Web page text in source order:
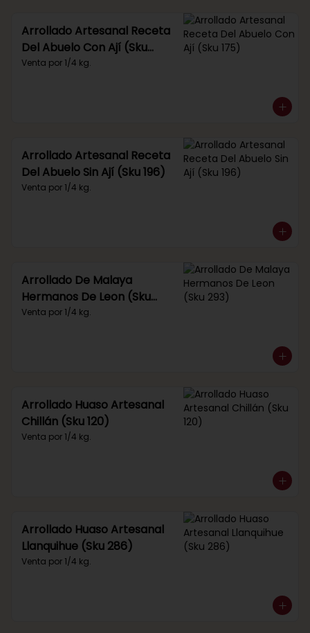
Arrollado Artesanal Receta
Del Abuelo Con Ají (Sku
175)
Venta por 1/4 kg.
Arrollado Artesanal Receta
Del Abuelo Sin Ají (Sku 196)
Venta por 1/4 kg.
Arrollado De Malaya
Hermanos De Leon (Sku
293)
Venta por 1/4 kg.
Arrollado Huaso Artesanal
Chillán (Sku 120)
Venta por 1/4 kg.
Arrollado Huaso Artesanal
Llanquihue (Sku 286)
Venta por 1/4 kg.